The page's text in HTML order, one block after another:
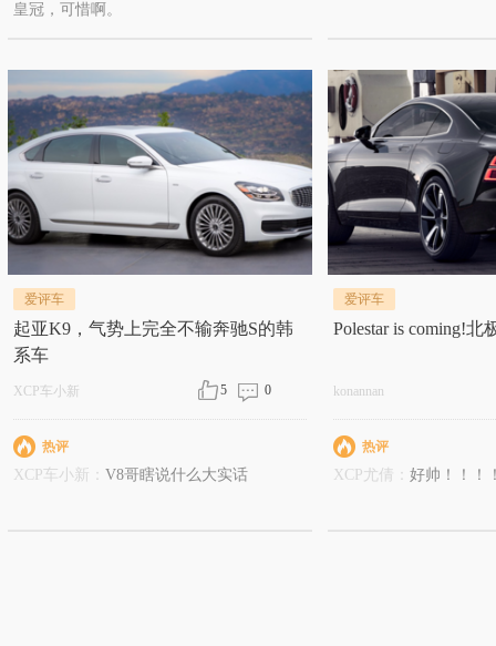
皇冠，可惜啊。
爱评车
起亚K9，气势上完全不输奔驰S的韩
系车
XCP车小新 5 0
热评
XCP车小新： V8哥瞎说什么大实话
爱评车
Polestar is coming!
konannan
热评
XCP尤倩： 好帅！！！